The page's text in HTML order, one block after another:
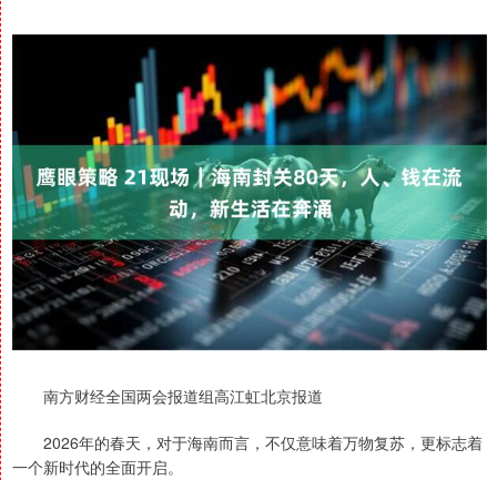
南方财经全国两会报道组高江虹北京报道
2026年的春天，对于海南而言，不仅意味着万物复苏，更标志着
一个新时代的全面开启。